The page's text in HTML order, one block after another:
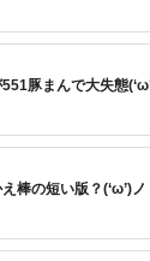
豚まんで大失態
棒の短い版？(‘ω’)ノ